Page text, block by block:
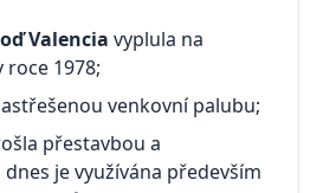
Valencia vyplula na
roce 1978;
venkovní palubu;
přestavbou a
je využívána především